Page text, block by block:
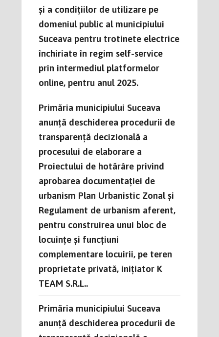
și a condițiilor de utilizare pe
domeniul public al municipiului
Suceava pentru trotinete electrice
închiriate în regim self-service
prin intermediul platformelor
online, pentru anul 2025.
Primăria municipiului Suceava
anunţă deschiderea procedurii de
transparenţă decizională a
procesului de elaborare a
Proiectului de hotărâre privind
aprobarea documentației de
urbanism Plan Urbanistic Zonal și
Regulament de urbanism aferent,
pentru construirea unui bloc de
locuințe și funcțiuni
complementare locuirii, pe teren
proprietate privată, iniţiator K
TEAM S.R.L..
Primăria municipiului Suceava
anunță deschiderea procedurii de